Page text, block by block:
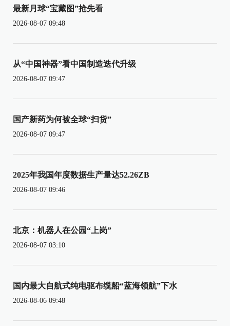
最新月球“宝藏图”抢先看
2026-08-07 09:48
从“中国神器”看中国制造迭代升级
2026-08-07 09:47
国产新药为何被全球“扫货”
2026-08-07 09:47
2025年我国年度数据生产量达52.26ZB
2026-08-07 09:46
北京：机器人在公园“上岗”
2026-08-07 03:10
国内最大自航式纯电驱布缆船“蓝海领航”下水
2026-08-06 09:48